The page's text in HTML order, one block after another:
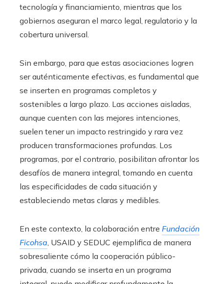
tecnología y financiamiento, mientras que los
gobiernos aseguran el marco legal, regulatorio y la
cobertura universal.
Sin embargo, para que estas asociaciones logren
ser auténticamente efectivas, es fundamental que
se inserten en programas completos y
sostenibles a largo plazo. Las acciones aisladas,
aunque cuenten con las mejores intenciones,
suelen tener un impacto restringido y rara vez
producen transformaciones profundas. Los
programas, por el contrario, posibilitan afrontar los
desafíos de manera integral, tomando en cuenta
las especificidades de cada situación y
estableciendo metas claras y medibles.
En este contexto, la colaboración entre Fundación
Ficohsa , USAID y SEDUC ejemplifica de manera
sobresaliente cómo la cooperación público-
privada, cuando se inserta en un programa